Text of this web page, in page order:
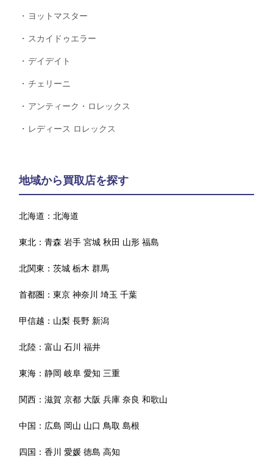
ヨットマスター
スカイドゥエラー
デイデイト
チェリーニ
アンティーク・ロレックス
レディース ロレックス
地域から買取店を探す
北海道：北海道
東北：青森 岩手 宮城 秋田 山形 福島
北関東：茨城 栃木 群馬
首都圏：東京 神奈川 埼玉 千葉
甲信越： 山梨 長野 新潟
北陸：富山 石川 福井
東海：静岡 岐阜 愛知 三重
関西：滋賀 京都 大阪 兵庫 奈良 和歌山
中国： 広島 岡山 山口 鳥取 島根
四国：香川 愛媛 徳島 高知